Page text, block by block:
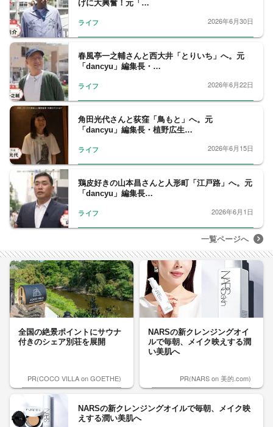
げに大興奮！元「…
ライフ 2026年6月30日
春風亭一之輔さんと西大井「とりいち」へ。元
「dancyu」編集長・…
ライフ 2026年6月22日
角田光代さんと荻窪「鳥もと」へ。元
「dancyu」編集長・植野広生…
ライフ 2026年6月15日
鶏皮好きの山本昌さんと人形町「江戸路」へ。元
「dancyu」編集長…
ライフ 2026年6月1日
一覧ページへ
全国の絶景ポイントにサウナ
付きのシェア別荘を展開
PR(COCO VILLA on GOETHE)
NARSの新クレンジングオイ
ルで毎朝、メイク映えする潤
い美肌へ
PR(NARS on 美的.com)
NARSの新クレンジングオイルで毎朝、メイク映
えする潤い美肌へ